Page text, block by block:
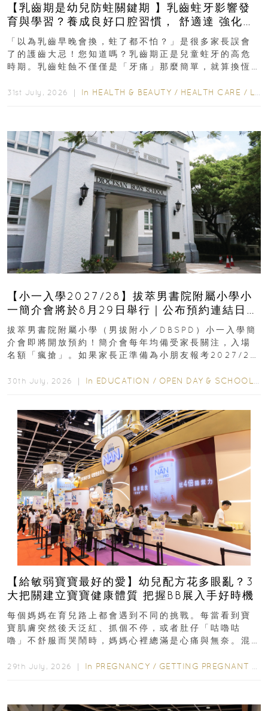
【乳齒期是幼兒防蛀關鍵期 】乳齒蛀牙影響發
育與學習？養成良好口腔習慣， 舒適達 強化琺
瑯質 兒童牙膏防護指南
「以為乳齒早晚會換，蛀了都不怕？」是很多家長誤會
了的護齒大忌！您知道嗎？乳齒期正是兒童蛀牙的高危
時期。乳齒蛀蝕不僅僅是「牙痛」那麼簡單，就算換恆
31st July, 2026 ｜ In HEALTH & BEAUTY / HEALTH CARE / LIFESTYLE
【小一入學2027/28】拔萃男書院附屬小學小
一簡介會將於8月29日舉行｜公布預約連結日期
｜更設有網上重溫
拔萃男書院附屬小學（男拔附小／DBSPD）小一入學簡
介會即將開放預約！簡介會每年均備受家長關注，入場
名額「瘋搶」。如果家長正準備為小朋友報考2027/28
30th July, 2026 ｜ In EDUCATION / OPEN DAY & SCHOOL EVENTS
【給敏弱寶寶最好的愛】幼兒配方花多眼亂？3
大把關建立寶寶健康體質 把握BB展入手好時機
每個媽媽在育兒路上都會遇到不同的挑戰。每當看到寶
寶肌膚突然後天泛紅、抓個不停，或者肚仔「咕嚕咕
嚕」不舒服而哭鬧時，媽媽心裡總滿是心痛與無奈。混
29th July, 2026 ｜ In PREGNANCY / GETTING PREGNANT